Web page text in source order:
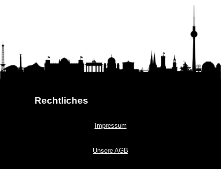
Rechtliches
Impressum
Unsere AGB